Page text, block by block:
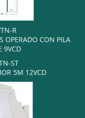
R
OPERADO CON PILA
9VCD
ST
5M 12VCD